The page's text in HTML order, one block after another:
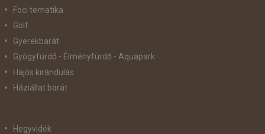
Foci tematika
Golf
Gyerekbarát
Gyógyfürdő - Élményfürdő - Aquapark
Hajós kirándulás
Háziállat barát
Hegyvidék